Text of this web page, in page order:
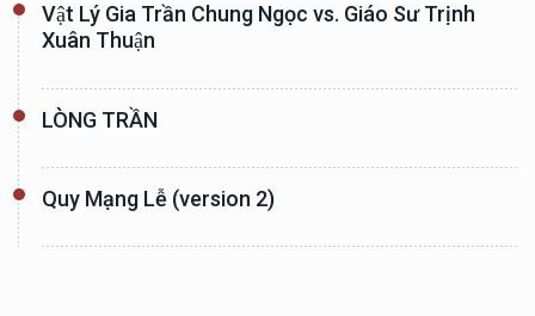
Vật Lý Gia Trần Chung Ngọc vs. Giáo Sư Trịnh
Xuân Thuận
LÒNG TRẦN
Quy Mạng Lễ (version 2)